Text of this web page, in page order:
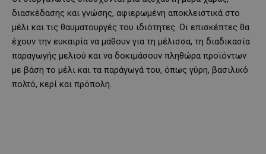
διασκέδασης και γνώσης, αφιερωμένη αποκλειστικά στο
μέλι και τις θαυματουργές του ιδιότητες. Οι επισκέπτες θα
έχουν την ευκαιρία να μάθουν για τη μέλισσα, τη διαδικασία
παραγωγής μελιού και να δοκιμάσουν πληθώρα προϊόντων
με βάση το μέλι και τα παράγωγά του, όπως γύρη, βασιλικό
πολτό, κερί και πρόπολη.